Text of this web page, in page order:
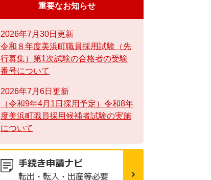
重要なお知らせ
2026年7月30日更新
令和８年度美浜町職員採用試験（先
行募集）第1次試験の合格者の受験
番号について
2026年7月6日更新
（令和9年4月1日採用予定）令和8年
度美浜町職員採用候補者試験の実施
について